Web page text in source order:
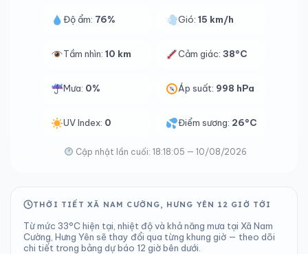
Độ ẩm: 76% Gió:15 km/h
Tầm nhìn: 10 km Cảm giác:38°C
Mưa: 0% Áp suất: 998 hPa
UV Index: 0 Điểm sương: 26°C
Cập nhật lần cuối: 18:18:05 — 10/08/2026
THỜI TIẾT XÃ NAM CƯỜNG, HƯNG YÊN 12 GIỜ TỚI
Từ mức 33°C hiện tại, nhiệt độ và khả năng mưa tại Xã Nam
Cường, Hưng Yên sẽ thay đổi qua từng khung giờ — theo dõi
chi tiết trong bảng dự báo 12 giờ bên dưới.